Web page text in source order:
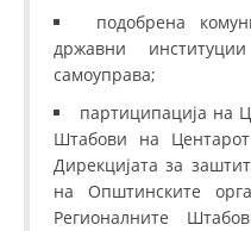
подобрена
државни
самоуправа;
партиципација на
Штабови на
Дирекцијата за
на Општинските
Регионалните